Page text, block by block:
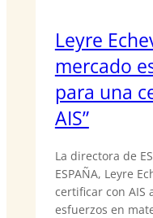
Leyre
mercado
para una
AIS”
La directora de
ESPAÑA, Leyre
certificar con AIS
esfuerzos en